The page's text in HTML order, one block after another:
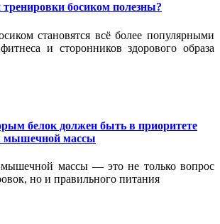
тренировки босиком полезны?
становятся всё более популярными
и сторонников здорового образа
белок должен быть в приоритете
мышечной массы
массы — это не только вопрос
но и правильного питания